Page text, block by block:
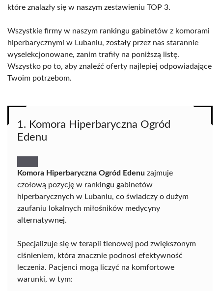
które znalazły się w naszym zestawieniu TOP 3.
Wszystkie firmy w naszym rankingu gabinetów z komorami
hiperbarycznymi w Lubaniu, zostały przez nas starannie
wyselekcjonowane, zanim trafiły na poniższą listę.
Wszystko po to, aby znaleźć oferty najlepiej odpowiadające
Twoim potrzebom.
1. Komora Hiperbaryczna Ogród
Edenu
Komora Hiperbaryczna Ogród Edenu zajmuje
czołową pozycję w rankingu gabinetów
hiperbarycznych w Lubaniu, co świadczy o dużym
zaufaniu lokalnych miłośników medycyny
alternatywnej.
Specjalizuje się w terapii tlenowej pod zwiększonym
ciśnieniem, która znacznie podnosi efektywność
leczenia. Pacjenci mogą liczyć na komfortowe
warunki, w tym: